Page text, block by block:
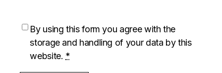
By using this form you agree with the
storage and handling of your data by this
website. *